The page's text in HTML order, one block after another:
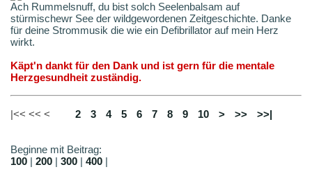
Ach Rummelsnuff, du bist solch Seelenbalsam auf
stürmischewr See der wildgewordenen Zeitgeschichte. Danke
für deine Strommusik die wie ein Defibrillator auf mein Herz
wirkt.
Käpt'n dankt für den Dank und ist gern für die mentale
Herzgesundheit zuständig.
|<< << < 2 3 4 5 6 7 8 9 10 > >> >>|
Beginne mit Beitrag:
100 | 200 | 300 | 400 |